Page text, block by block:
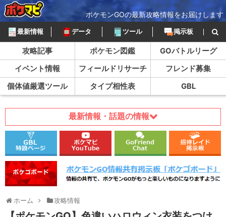
ポケモンGOの最新攻略情報をお届けします
最新情報 データ ツール 掲示板
攻略記事 ポケモン図鑑
GOバトルリーグ
イベント情報
フィールドリサーチ
フレンド募集
個体値厳選ツール
タイプ相性表 GBL
最新情報・話題の情報
ホーム 攻略情報